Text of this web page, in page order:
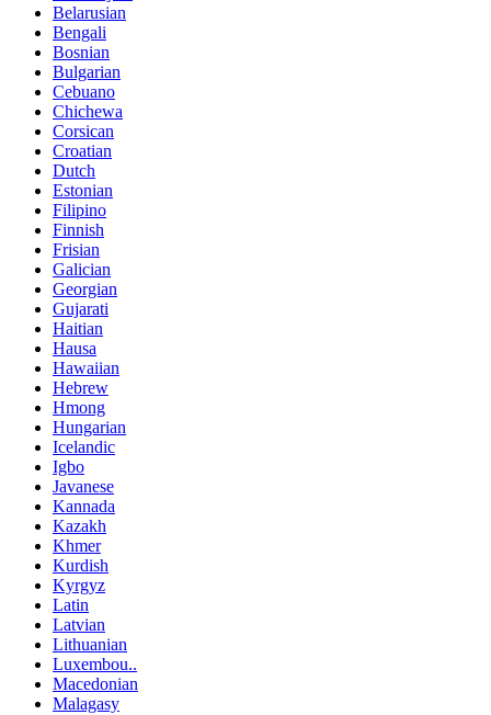
Belarusian
Bengali
Bosnian
Bulgarian
Cebuano
Chichewa
Corsican
Croatian
Dutch
Estonian
Filipino
Finnish
Frisian
Galician
Georgian
Gujarati
Haitian
Hausa
Hawaiian
Hebrew
Hmong
Hungarian
Icelandic
Igbo
Javanese
Kannada
Kazakh
Khmer
Kurdish
Kyrgyz
Latin
Latvian
Lithuanian
Luxembou..
Macedonian
Malagasy